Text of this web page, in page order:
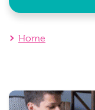
Home